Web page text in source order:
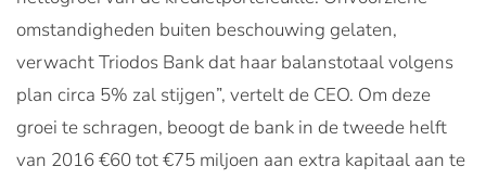
omstandigheden buiten beschouwing gelaten,
verwacht Triodos Bank dat haar balanstotaal volgens
plan circa 5% zal stijgen”, vertelt de CEO. Om deze
groei te schragen, beoogt de bank in de tweede helft
van 2016 €60 tot €75 miljoen aan extra kapitaal aan te